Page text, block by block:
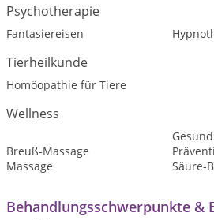
Psychotherapie
Fantasiereisen
Tierheilkunde
Homöopathie für Tiere
Wellness
Breuß-Massage
Massage
Säure-
Behandlungsschwerpunkte &